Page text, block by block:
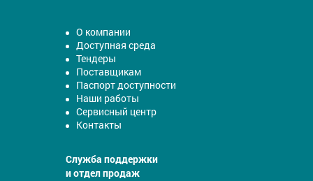
О компании
Доступная среда
Тендеры
Поставщикам
Паспорт доступности
Наши работы
Сервисный центр
Контакты
Служба поддержки
и отдел продаж